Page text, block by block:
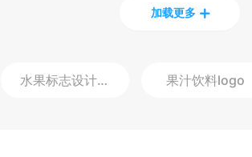
加载更多
水果标志设计
logo 果汁饮料logo